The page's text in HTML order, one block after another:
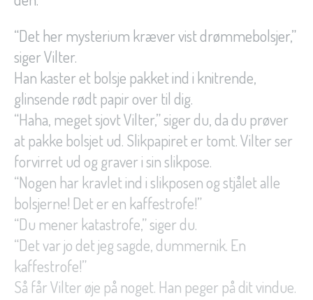
“Det her mysterium kræver vist drømmebolsjer,”
siger Vilter.
Han kaster et bolsje pakket ind i knitrende,
glinsende rødt papir over til dig.
“Haha, meget sjovt Vilter,” siger du, da du prøver
at pakke bolsjet ud. Slikpapiret er tomt. Vilter ser
forvirret ud og graver i sin slikpose.
“Nogen har kravlet ind i slikposen og stjålet alle
bolsjerne! Det er en kaffestrofe!”
“Du mener katastrofe,” siger du.
“Det var jo det jeg sagde, dummernik. En
kaffestrofe!”
Så får Vilter øje på noget. Han peger på dit vindue.